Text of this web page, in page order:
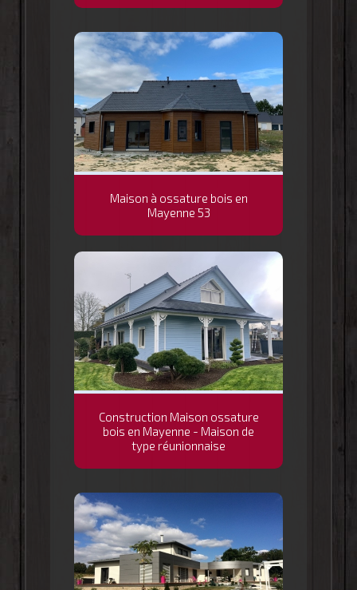
Maison à ossature bois en
Mayenne 53
Construction Maison ossature
bois en Mayenne - Maison de
type réunionnaise